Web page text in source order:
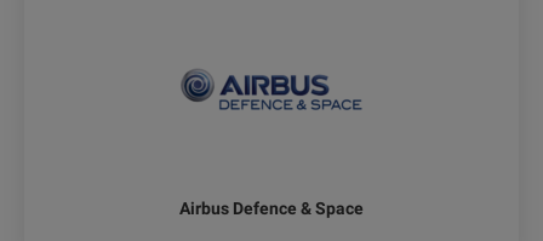
Airbus Defence & Space